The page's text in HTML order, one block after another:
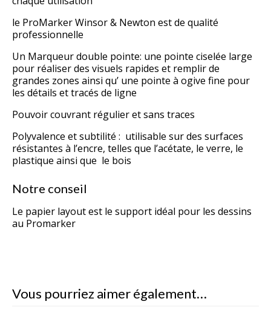
le ProMarker Winsor & Newton est de qualité
professionnelle
Un Marqueur double pointe: une pointe ciselée large
pour réaliser des visuels rapides et remplir de
grandes zones ainsi qu’ une pointe à ogive fine pour
les détails et tracés de ligne
Pouvoir couvrant régulier et sans traces
Polyvalence et subtilité : utilisable sur des surfaces
résistantes à l’encre, telles que l’acétate, le verre, le
plastique ainsi que le bois
Notre conseil
Le papier layoutest le support idéal pour les dessins
au Promarker
Vous pourriez aimer également…